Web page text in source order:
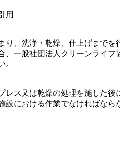
用
、洗浄・乾燥、仕上げまでを
一般社団法人クリーンライ
。
ス又は乾燥の処理を施した後
における作業でなければなら